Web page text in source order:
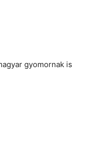
gyomornak is